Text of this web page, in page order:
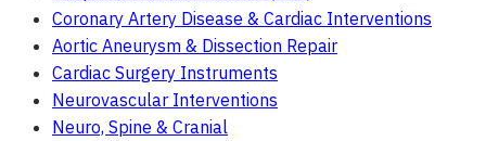
Coronary Artery Disease & Cardiac Interventions
Aortic Aneurysm & Dissection Repair
Cardiac Surgery Instruments
Neurovascular Interventions
Neuro, Spine & Cranial